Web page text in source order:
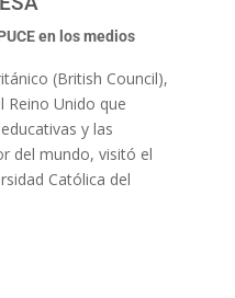
en los medios
(British Council),
Reino Unido que
y las
del mundo, visitó el
Católica del